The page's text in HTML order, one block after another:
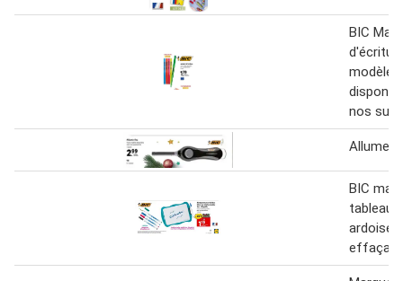
BIC
modèles
nos
Allume-
BIC
tableau
ardoise